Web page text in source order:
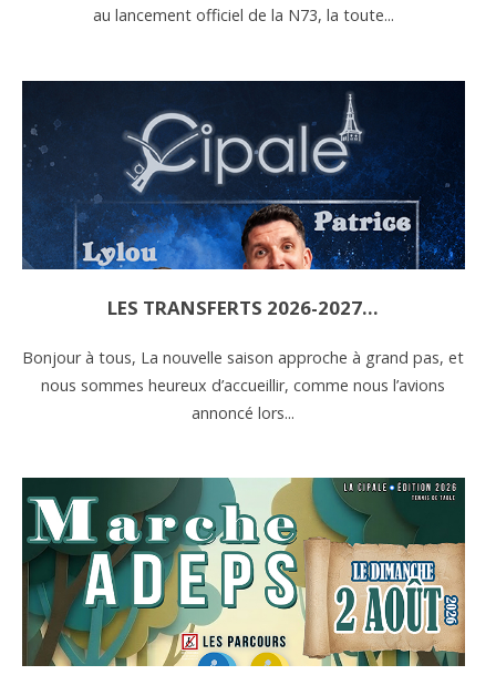
au lancement officiel de la N73, la toute...
LES TRANSFERTS 2026-2027…
Bonjour à tous, La nouvelle saison approche à grand pas, et
nous sommes heureux d’accueillir, comme nous l’avions
annoncé lors...